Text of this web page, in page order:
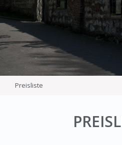
Preisliste